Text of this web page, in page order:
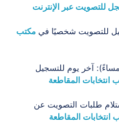
للتصويت عبر الإنترنت
للتصويت شخصيًا في مكتب
(بحلول الساعة 6 مساءً): آخر يوم للتسجيل
انتخابات المقاطعة
طلبات التصويت عن
انتخابات المقاطعة